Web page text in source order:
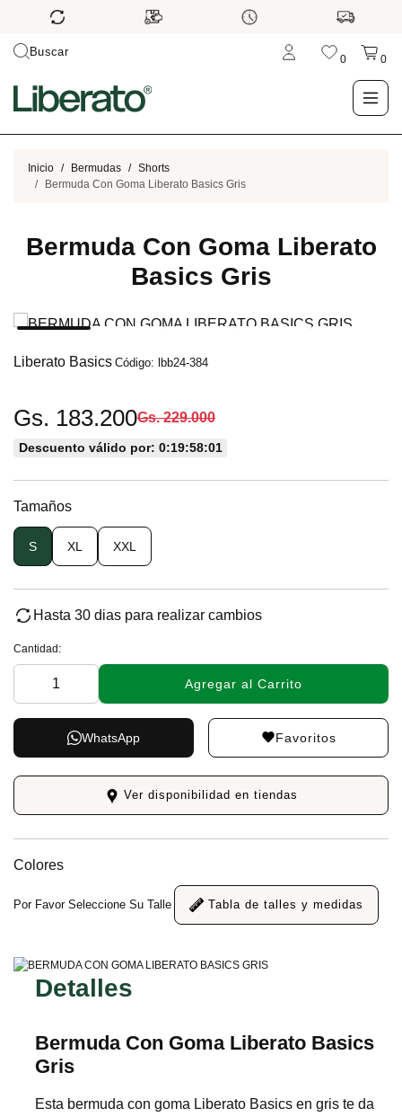
Buscar
0 0
LO NUEVO
BLOG
Inicio Bermudas
Shorts
Bermuda Con Goma Liberato Basics Gris
Bermuda Con Goma Liberato
Basics Gris
Liberato Basics Código: lbb24-384
Gs. 183.200Gs. 229.000
Descuento válido por: 0:19:58:00
Tamaños
S XL XXL
Hasta 30 dias para realizar cambios
Cantidad:
Agregar al Carrito
Favoritos
WhatsApp
Ver disponibilidad en tiendas
Colores
Por Favor Seleccione Su Talle Tabla de talles y medidas
Detalles
Bermuda Con Goma Liberato Basics
Gris
Esta bermuda con goma Liberato Basics en gris te da